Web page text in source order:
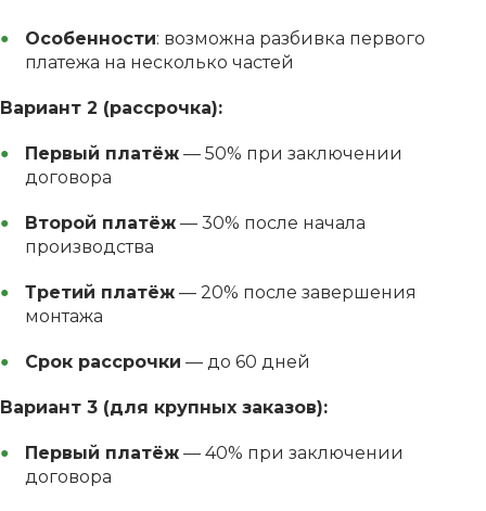
Особенности: возможна разбивка первого
платежа на несколько частей
Вариант 2 (рассрочка):
Первый платёж— 50% при заключении
договора
Второй платёж— 30% после начала
производства
Третий платёж— 20% после завершения
монтажа
Срок рассрочки — до 60 дней
Вариант 3 (для крупных заказов):
Первый платёж— 40% при заключении
договора